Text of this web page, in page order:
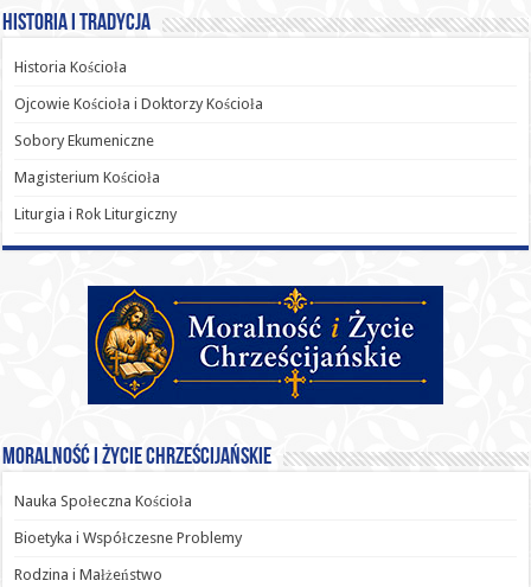
Historia i Tradycja
Historia Kościoła
Ojcowie Kościoła i Doktorzy Kościoła
Sobory Ekumeniczne
Magisterium Kościoła
Liturgia i Rok Liturgiczny
Moralność i Życie Chrześcijańskie
Nauka Społeczna Kościoła
Bioetyka i Współczesne Problemy
Rodzina i Małżeństwo